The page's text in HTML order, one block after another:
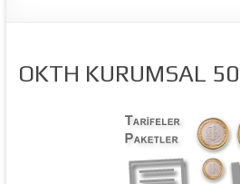
OKTH KURUMSAL